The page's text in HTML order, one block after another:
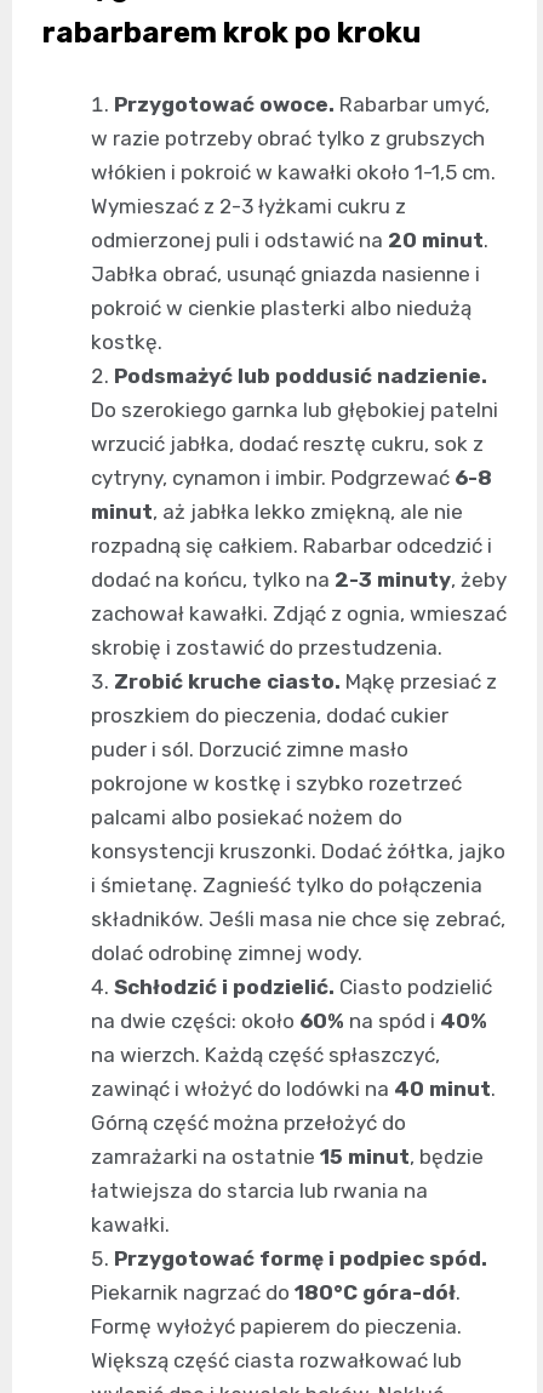
rabarbarem krok po kroku
Przygotować owoce. Rabarbar umyć,
w razie potrzeby obrać tylko z grubszych
włókien i pokroić w kawałki około 1-1,5 cm.
Wymieszać z 2-3 łyżkami cukru z
odmierzonej puli i odstawić na 20 minut.
Jabłka obrać, usunąć gniazda nasienne i
pokroić w cienkie plasterki albo niedużą
kostkę.
Podsmażyć lub poddusić nadzienie.
Do szerokiego garnka lub głębokiej patelni
wrzucić jabłka, dodać resztę cukru, sok z
cytryny, cynamon i imbir. Podgrzewać 6-8
minut, aż jabłka lekko zmiękną, ale nie
rozpadną się całkiem. Rabarbar odcedzić i
dodać na końcu, tylko na 2-3 minuty, żeby
zachował kawałki. Zdjąć z ognia, wmieszać
skrobię i zostawić do przestudzenia.
Zrobić kruche ciasto. Mąkę przesiać z
proszkiem do pieczenia, dodać cukier
puder i sól. Dorzucić zimne masło
pokrojone w kostkę i szybko rozetrzeć
palcami albo posiekać nożem do
konsystencji kruszonki. Dodać żółtka, jajko
i śmietanę. Zagnieść tylko do połączenia
składników. Jeśli masa nie chce się zebrać,
dolać odrobinę zimnej wody.
Schłodzić i podzielić. Ciasto podzielić
na dwie części: około 60% na spód i 40%
na wierzch. Każdą część spłaszczyć,
zawinąć i włożyć do lodówki na 40 minut.
Górną część można przełożyć do
zamrażarki na ostatnie 15 minut, będzie
łatwiejsza do starcia lub rwania na
kawałki.
Przygotować formę i podpiec spód.
Piekarnik nagrzać do 180°C góra-dół.
Formę wyłożyć papierem do pieczenia.
Większą część ciasta rozwałkować lub